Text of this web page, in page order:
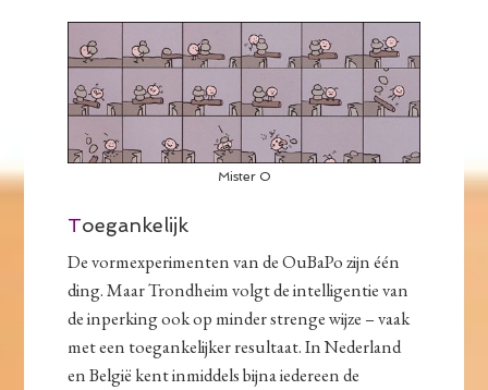
Mister O
Toegankelijk
De vormexperimenten van de OuBaPo zijn één
ding. Maar Trondheim volgt de intelligentie van
de inperking ook op minder strenge wijze – vaak
met een toegankelijker resultaat. In Nederland
en België kent inmiddels bijna iedereen de